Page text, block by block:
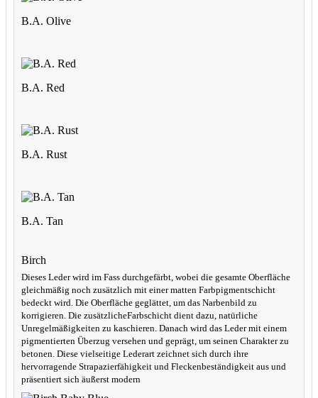
B.A. Olive
B.A. Red
B.A. Rust
B.A. Tan
Birch
Dieses Leder wird im Fass durchgefärbt, wobei die gesamte Oberfläche
gleichmäßig noch zusätzlich mit einer matten Farbpigmentschicht
bedeckt wird. Die Oberfläche geglättet, um das Narbenbild zu
korrigieren. Die zusätzlicheFarbschicht dient dazu, natürliche
Unregelmäßigkeiten zu kaschieren. Danach wird das Leder mit einem
pigmentierten Überzug versehen und geprägt, um seinen Charakter zu
betonen. Diese vielseitige Lederart zeichnet sich durch ihre
hervorragende Strapazierfähigkeit und Fleckenbeständigkeit aus und
präsentiert sich äußerst modern